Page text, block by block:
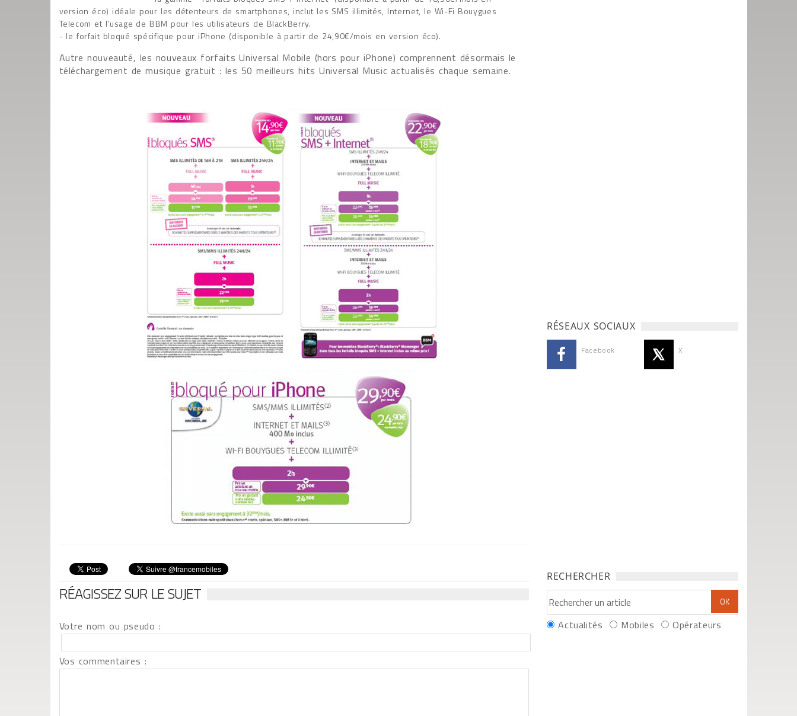
version éco) idéale pour les détenteurs de smartphones, inclut les SMS illimités, Internet, le Wi-Fi Bouygues
Telecom et l'usage de BBM pour les utilisateurs de BlackBerry.
- le forfait bloqué spécifique pour iPhone (disponible à partir de 24,90€/mois en version éco).
Autre nouveauté, les nouveaux forfaits Universal Mobile (hors pour iPhone) comprennent désormais le
téléchargement de musique gratuit : les 50 meilleurs hits Universal Music actualisés chaque semaine.
RÉAGISSEZ SUR LE SUJET
Votre nom ou pseudo :
Vos commentaires :
RÉSEAUX SOCIAUX
Facebook X
RECHERCHER
Actualités Mobiles Opérateurs